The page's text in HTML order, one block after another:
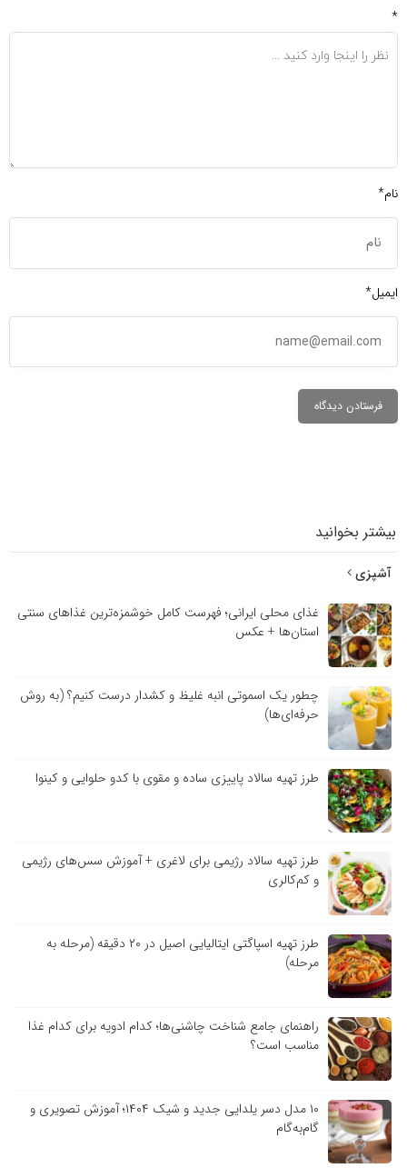
*
نام*
ایمیل*
بیشتر بخوانید
آشپزی
غذای محلی ایرانی؛ فهرست کامل خوشمزه‌ترین غذاهای سنتی
استان‌ها + عکس
چطور یک اسموتی انبه غلیظ و کشدار درست کنیم؟ (به روش
حرفه‌ای‌ها)
طرز تهیه سالاد پاییزی ساده و مقوی با کدو حلوایی و کینوا
طرز تهیه سالاد رژیمی برای لاغری + آموزش سس‌های رژیمی
و کم‌کالری
طرز تهیه اسپاگتی ایتالیایی اصیل در ۲۰ دقیقه (مرحله به
مرحله)
راهنمای جامع شناخت چاشنی‌ها؛ کدام ادویه برای کدام غذا
مناسب است؟
۱۰ مدل دسر یلدایی جدید و شیک ۱۴۰۴؛ آموزش تصویری و
گام‌به‌گام